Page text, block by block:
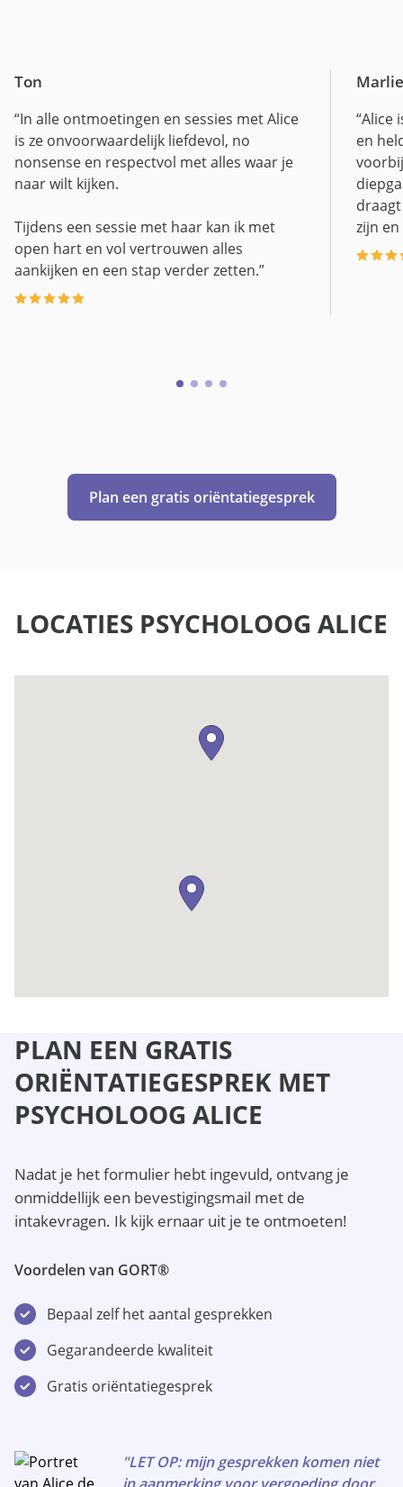
Ton
“In alle ontmoetingen en sessies met Alice
is ze onvoorwaardelijk liefdevol, no
nonsense en respectvol met alles waar je
naar wilt kijken.
Tijdens een sessie met haar kan ik met
open hart en vol vertrouwen alles
aankijken en een stap verder zetten.”
“Alice
en
zijn
Plan een gratis oriëntatiegesprek
LOCATIES PSYCHOLOOG ALICE
PLAN EEN GRATIS
ORIËNTATIEGESPREK MET
PSYCHOLOOG ALICE
Nadat je het formulier hebt ingevuld, ontvang je
onmiddellijk een bevestigingsmail met de
intakevragen. Ik kijk ernaar uit je te ontmoeten!
Voordelen van GORT®
Bepaal zelf het aantal gesprekken
Gegarandeerde kwaliteit
Gratis oriëntatiegesprek
"LET OP: mijn gesprekken komen niet